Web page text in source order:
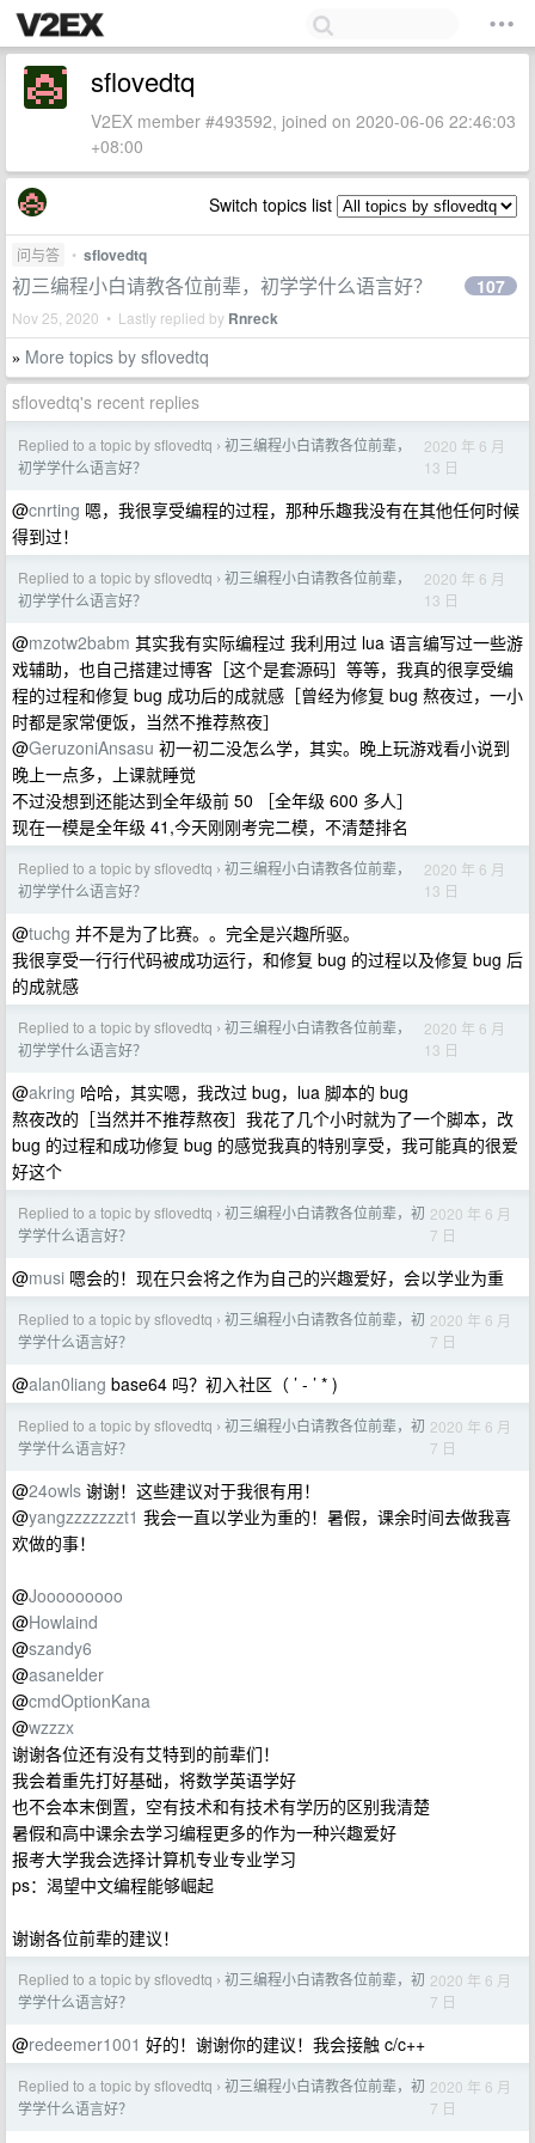
sflovedtq
V2EX member #493592, joined on 2020-06-06 22:46:03
+08:00
Switch topics list
问与答 • sflovedtq
初三编程小白请教各位前辈，初学学什么语言好？
Nov 25, 2020 • Lastly replied by Rnreck
107
» More topics by sflovedtq
sflovedtq's recent replies
Replied to a topic by sflovedtq › 初三编程小白请教各位前辈，
初学学什么语言好？
2020 年 6 月
13 日
@cnrting 嗯，我很享受编程的过程，那种乐趣我没有在其他任何时候
得到过！
Replied to a topic by sflovedtq › 初三编程小白请教各位前辈，
初学学什么语言好？
2020 年 6 月
13 日
@mzotw2babm 其实我有实际编程过 我利用过 lua 语言编写过一些游
戏辅助，也自己搭建过博客［这个是套源码］等等，我真的很享受编
程的过程和修复 bug 成功后的成就感［曾经为修复 bug 熬夜过，一小
时都是家常便饭，当然不推荐熬夜］
@GeruzoniAnsasu 初一初二没怎么学，其实。晚上玩游戏看小说到
晚上一点多，上课就睡觉
不过没想到还能达到全年级前 50 ［全年级 600 多人］
现在一模是全年级 41,今天刚刚考完二模，不清楚排名
Replied to a topic by sflovedtq › 初三编程小白请教各位前辈，
初学学什么语言好？
2020 年 6 月
13 日
@tuchg 并不是为了比赛。。完全是兴趣所驱。
我很享受一行行代码被成功运行，和修复 bug 的过程以及修复 bug 后
的成就感
Replied to a topic by sflovedtq › 初三编程小白请教各位前辈，
初学学什么语言好？
2020 年 6 月
13 日
@akring 哈哈，其实嗯，我改过 bug，lua 脚本的 bug
熬夜改的［当然并不推荐熬夜］我花了几个小时就为了一个脚本，改
bug 的过程和成功修复 bug 的感觉我真的特别享受，我可能真的很爱
好这个
Replied to a topic by sflovedtq › 初三编程小白请教各位前辈，初
学学什么语言好？
2020 年 6 月
7 日
@musi 嗯会的！现在只会将之作为自己的兴趣爱好，会以学业为重
Replied to a topic by sflovedtq › 初三编程小白请教各位前辈，初
学学什么语言好？
2020 年 6 月
7 日
@alan0liang base64 吗？初入社区（ ’ - ’ * )
Replied to a topic by sflovedtq › 初三编程小白请教各位前辈，初
学学什么语言好？
2020 年 6 月
7 日
@24owls 谢谢！这些建议对于我很有用！
@yangzzzzzzzt1 我会一直以学业为重的！暑假，课余时间去做我喜
欢做的事！
@Jooooooooo
@Howlaind
@szandy6
@asanelder
@cmdOptionKana
@wzzzx
谢谢各位还有没有艾特到的前辈们！
我会着重先打好基础，将数学英语学好
也不会本末倒置，空有技术和有技术有学历的区别我清楚
暑假和高中课余去学习编程更多的作为一种兴趣爱好
报考大学我会选择计算机专业专业学习
ps：渴望中文编程能够崛起
谢谢各位前辈的建议！
Replied to a topic by sflovedtq › 初三编程小白请教各位前辈，初
学学什么语言好？
2020 年 6 月
7 日
@redeemer1001 好的！谢谢你的建议！我会接触 c/c++
Replied to a topic by sflovedtq › 初三编程小白请教各位前辈，初
学学什么语言好？
2020 年 6 月
7 日